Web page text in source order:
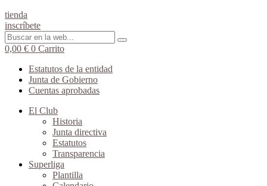
tienda
inscríbete
0,00 € 0 Carrito
Estatutos de la entidad
Junta de Gobierno
Cuentas aprobadas
El Club
Historia
Junta directiva
Estatutos
Transparencia
Superliga
Plantilla